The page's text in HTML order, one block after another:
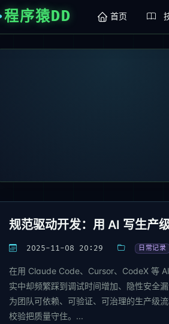
程序猿DD 首页
规范驱动开发：用 AI 写生产
2025-11-08 20:29 日常记录
在用 Claude Code、Cursor、CodeX 等
实中却频繁踩到调试时间增加、隐性安全
为团队可依赖、可验证、可治理的生产级
校验把质量守住。...